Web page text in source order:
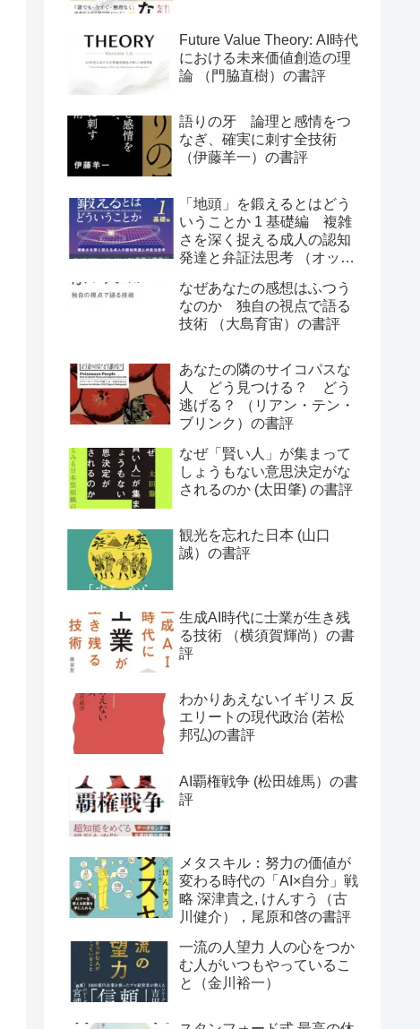
Future Value Theory: AI時代
における未来価値創造の理
論 （門脇直樹）の書評
語りの牙 論理と感情をつ
なぎ、確実に刺す全技術
（伊藤羊一）の書評
「地頭」を鍛えるとはどう
いうことか 1 基礎編 複雑
さを深く捉える成人の認知
発達と弁証法思考 （オット
なぜあなたの感想はふつう
なのか 独自の視点で語る
技術 （大島育宙）の書評
あなたの隣のサイコパスな
人 どう見つける？ どう
逃げる？ （リアン・テン・
ブリンク）の書評
なぜ「賢い人」が集まって
しょうもない意思決定がな
されるのか (太田肇) の書評
観光を忘れた日本 (山口
誠）の書評
生成AI時代に士業が生き残
る技術 （横須賀輝尚）の書
評
わかりあえないイギリス 反
エリートの現代政治 (若松
邦弘)の書評
AI覇権戦争 (松田雄馬）の書
評
メタスキル：努力の価値が
変わる時代の「AI×自分」戦
略 深津貴之, けんすう（古
川健介），尾原和啓の書評
一流の人望力 人の心をつか
む人がいつもやっているこ
と（金川裕一）